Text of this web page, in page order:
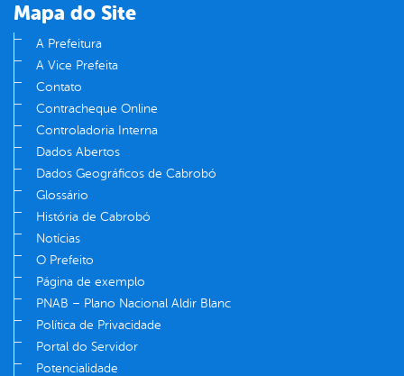
Mapa do Site
A Prefeitura
A Vice Prefeita
Contato
Contracheque Online
Controladoria Interna
Dados Abertos
Dados Geográficos de Cabrobó
Glossário
História de Cabrobó
Notícias
O Prefeito
Página de exemplo
PNAB – Plano Nacional Aldir Blanc
Política de Privacidade
Portal do Servidor
Potencialidade